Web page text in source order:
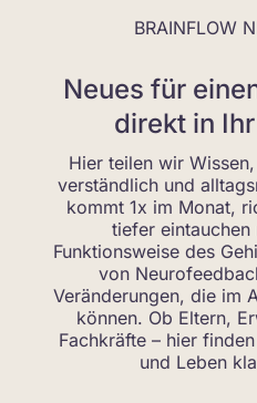
BRAINFLOW
Neues für
direkt in
Hier teilen wir
verständlich und
kommt 1x im Monat,
tiefer
Funktionsweise des
von
Veränderungen, die im
können. Ob Eltern,
Fachkräfte – hier
und Leben